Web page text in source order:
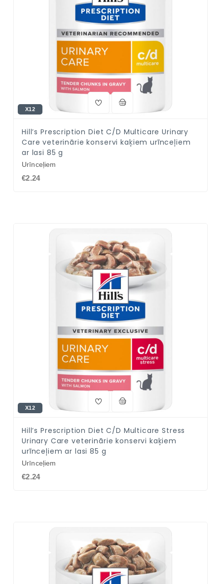
X12
Hill’s Prescription Diet C/D Multicare Urinary
Care veterinārie konservi kaķiem urīnceļiem
ar lasi 85 g
Urīnceļiem
€2.24
X12
Hill’s Prescription Diet C/D Multicare Stress
Urinary Care veterinārie konservi kaķiem
urīnceļiem ar lasi 85 g
Urīnceļiem
€2.24